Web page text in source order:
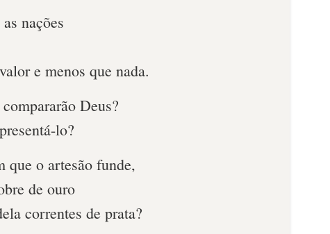
nações
e menos que nada.
Deus?
lo?
que o artesão funde,
de ouro
correntes de prata?